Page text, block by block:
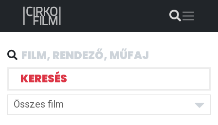
KERESÉS
Összes film